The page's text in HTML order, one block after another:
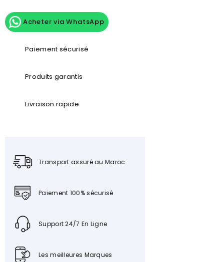
Acheter via WhatsApp
Paiement sécurisé
Produits garantis
Livraison rapide
Transport assuré au Maroc
Paiement 100% sécurisé
Support 24/7 En Ligne
Les meilleures Marques